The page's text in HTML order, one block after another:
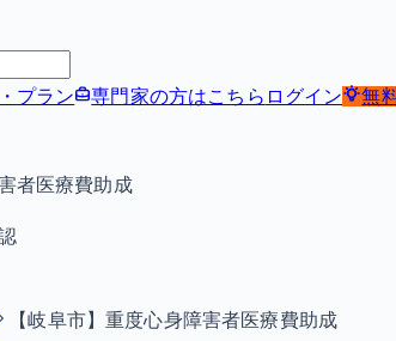
プラン 専門家の方はこちら ログイン 無
者医療費助成
【岐阜市】重度心身障害者医療費助成